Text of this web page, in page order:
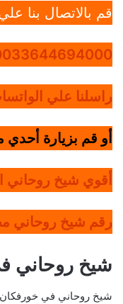
قم بالاتصال بنا
راسلنا علي
أو قم بزيارة أحدي
أقوي شيخ روحاني
رقم شيخ روحاني
شيخ روحاني
شيخ روحاني في